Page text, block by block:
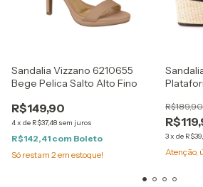
Sandalia Vizzano 6210655
Bege Pelica Salto Alto Fino
R$149,90
4x de R$37,48 sem juros
R$142,41 com Boleto
Só restam 2em estoque!
R$189,90
3x de
Atenção,